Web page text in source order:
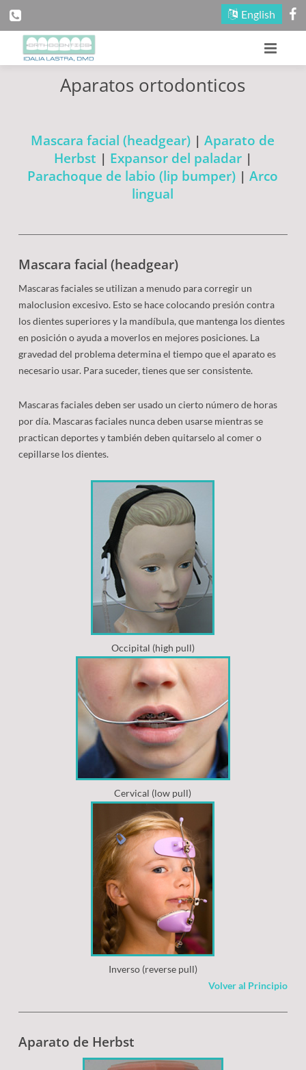
English
Página Principal
Acerca De Nuestros Doctores
Conozca A Nuestro Equipo
Información Del Paciente
Primera Consulta
Información De Citas
Formularios Del Paciente
Glosario De Ortodoncia
Preguntas Frecuentes
Tratamientos
Tipos De Frenillos (Aparatos)
Retenedores
Aparatos Ortodonticos
Cirugia Ortognática
Higiene Dental
Comiendo Con Frenillos
Problemas Comunes
Tecnologías Nuevas
Promociones
Aparatos ortodonticos
Mascara facial (headgear) |Aparato de
Herbst | Expansor del paladar|
Parachoque de labio (lip bumper) |Arco
lingual
Mascara facial (headgear)
Mascaras faciales se utilizan a menudo para corregir un
maloclusion excesivo. Esto se hace colocando presión contra
los dientes superiores y la mandíbula, que mantenga los dientes
en posición o ayuda a moverlos en mejores posiciones. La
gravedad del problema determina el tiempo que el aparato es
necesario usar. Para suceder, tienes que ser consistente.
Mascaras faciales deben ser usado un cierto número de horas
por día. Mascaras faciales nunca deben usarse mientras se
practican deportes y también deben quitarselo al comer o
cepillarse los dientes.
Occipital (high pull)
Cervical (low pull)
Inverso (reverse pull)
Volver al Principio
Aparato de Herbst